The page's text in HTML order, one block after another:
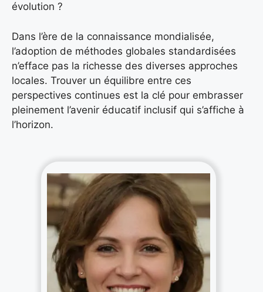
évolution ?
Dans l’ère de la connaissance mondialisée,
l’adoption de méthodes globales standardisées
n’efface pas la richesse des diverses approches
locales. Trouver un équilibre entre ces
perspectives continues est la clé pour embrasser
pleinement l’avenir éducatif inclusif qui s’affiche à
l’horizon.